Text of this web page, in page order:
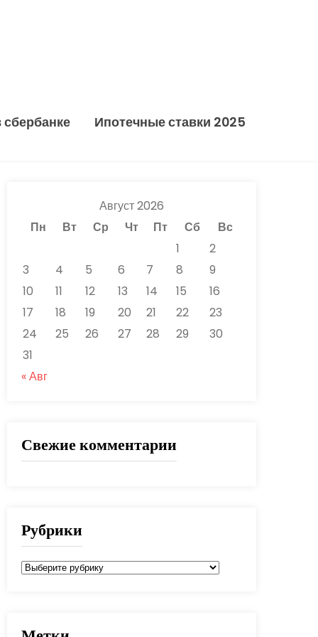
сбербанке Ипотечные ставки 2025
Август 2026
Пн
Вт Ср Чт Пт Сб
Вс
1
2
3
4 5 6 7 8
9
10
11 12 13 14 15
16
17
18 19 20 21 22
23
24
25 26 27 28 29
30
31
« Авг
Свежие комментарии
Рубрики
Рубрики